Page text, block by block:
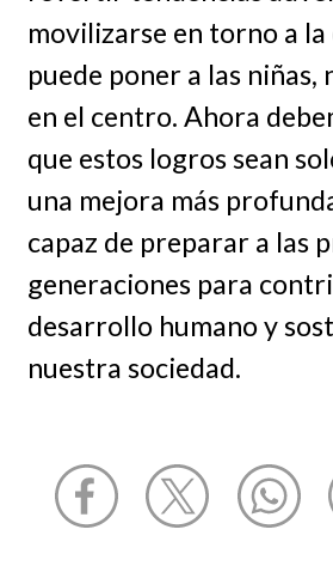
movilizarse en torno a la
puede poner a las niñas,
en el centro. Ahora
que estos logros sean
una mejora más
capaz de preparar a las
generaciones para
desarrollo humano y
nuestra sociedad.